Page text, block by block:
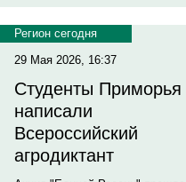
Регион сегодня
29 Мая 2026, 16:37
Студенты Приморья
написали
Всероссийский
агродиктант